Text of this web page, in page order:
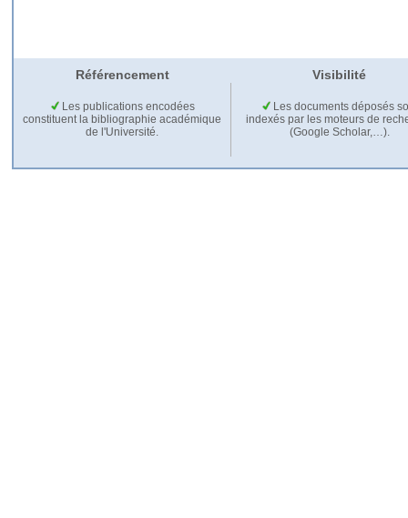
Référencement Visibilité
Les publications encodées
constituent la bibliographie académique
de l'Université.
Les documents déposés
indexés par les moteurs de
(Google Scholar,…).